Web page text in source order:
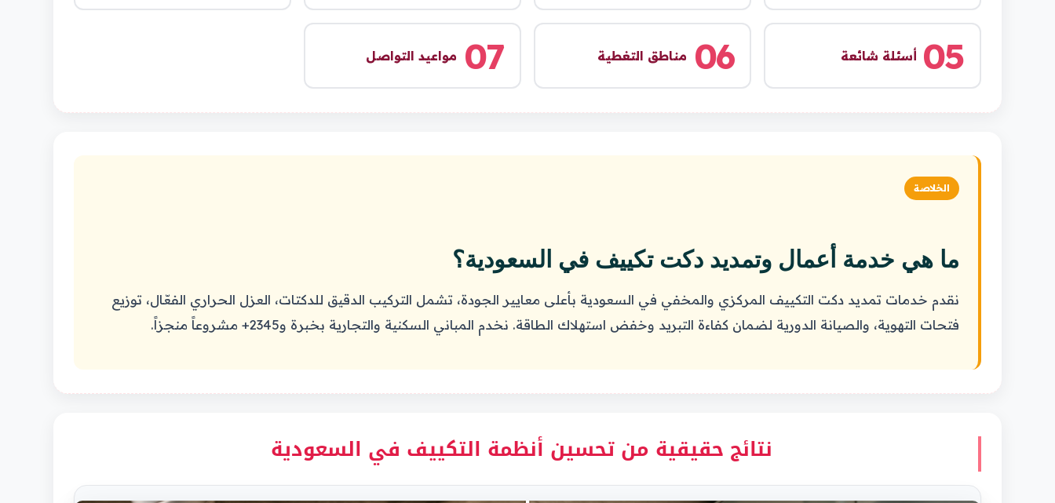
05 أسئلة شائعة 06 مناطق التغطية 07 مواعيد التواصل
الخلاصة
ما هي خدمة أعمال وتمديد دكت تكييف في السعودية؟
نقدم خدمات تمديد دكت التكييف المركزي والمخفي في السعودية بأعلى معايير الجودة، تشمل التركيب الدقيق للدكتات، العزل الحراري الفعّال، توزيع
فتحات التهوية، والصيانة الدورية لضمان كفاءة التبريد وخفض استهلاك الطاقة. نخدم المباني السكنية والتجارية بخبرة و2345+ مشروعاً منجزاً.
نتائج حقيقية من تحسين أنظمة التكييف في السعودية